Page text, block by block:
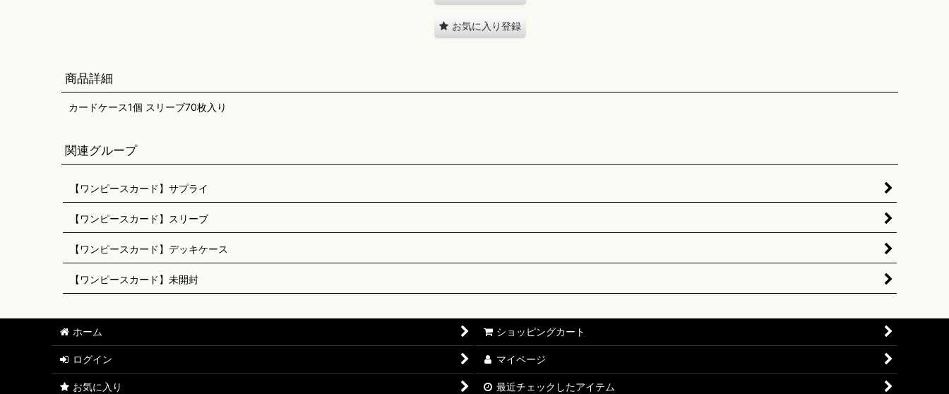
お気に入り登録
商品詳細
カードケース1個 スリーブ70枚入り
関連グループ
【ワンピースカード】サプライ
【ワンピースカード】スリーブ
【ワンピースカード】デッキケース
【ワンピースカード】未開封
ホーム ショッピングカート
ログイン マイページ
お気に入り 最近チェックしたアイテム